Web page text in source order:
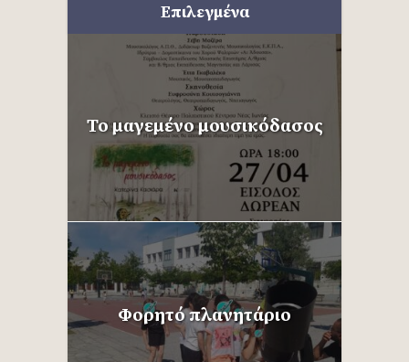
Επιλεγμένα
Το μαγεμένο μουσικόδασος
Φορητό πλανητάριο